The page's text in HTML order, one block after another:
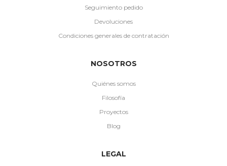
Seguimiento pedido
Devoluciones
Condiciones generales de contratación
NOSOTROS
Quiénes somos
Filosofía
Proyectos
Blog
LEGAL